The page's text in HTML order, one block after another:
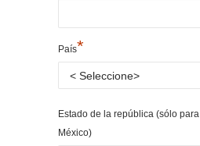
País*
Estado de la república (sólo para
México)